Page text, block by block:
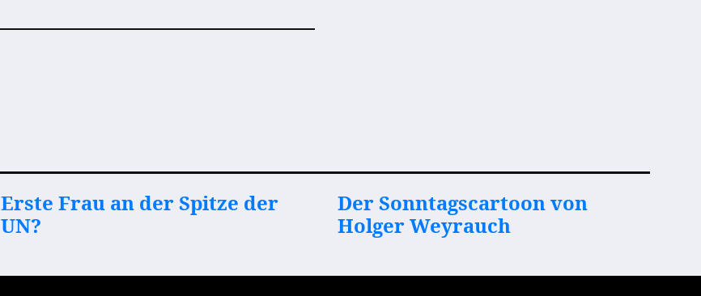
Erste Frau an der Spitze der
UN?
Der Sonntagscartoon von
Holger Weyrauch